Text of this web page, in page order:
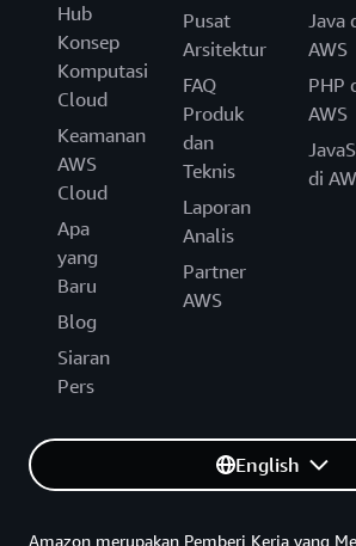
Hub
Konsep
Komputasi
Cloud
Keamanan
AWS
Cloud
Apa
yang
Baru
Blog
Siaran
Pers
Pusat
Arsitektur
FAQ
Produk
dan
Teknis
Laporan
Analis
Partner
AWS
Java
AWS
PHP
AWS
di
English
Amazon merupakan Pemberi Kerja yang